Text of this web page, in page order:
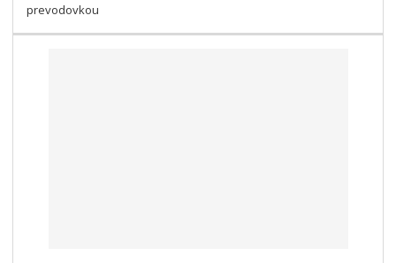
prevodovkou